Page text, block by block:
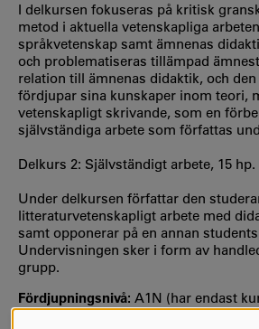
I delkursen fokuseras på kritisk
metod i aktuella vetenskapliga
språkvetenskap samt ämnenas
och problematiseras tillämpad
relation till ämnenas didaktik, och
fördjupar sina kunskaper inom teori,
vetenskapligt skrivande, som en
självständiga arbete som författas
Delkurs 2: Självständigt arbete, 15 hp.
Under delkursen författar den
litteraturvetenskapligt arbete med
samt opponerar på en annan
Undervisningen sker i form av
grupp.
Fördjupningsnivå: A1N (har endast
som förkunskapskrav)